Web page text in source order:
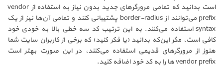
است بدانید که تمامی مرورگرهای جدید بدون نیاز به استفاده از vendor
prefix می‌توانند از border-radius پشتیبانی کنند و تمامی آن‌ها نیز از یک
syntax استفاده می‌کنند. به این ترتیب کد سه خطی بالا به خودی خود
کافی است، مگر این‌که بدانید (یا فکر کنید) که برخی از کاربران سایت شما
هنوز از مرورگرهای قدیمی استفاده می‌کنند، در این صورت بهتر است
vendor prefix ها را به کد خود اضافه کنید.